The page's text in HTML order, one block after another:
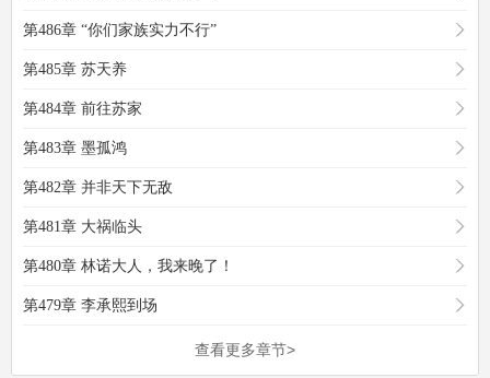
第486章 “你们家族实力不行”
第485章 苏天养
第484章 前往苏家
第483章 墨孤鸿
第482章 并非天下无敌
第481章 大祸临头
第480章 林诺大人，我来晚了！
第479章 李承熙到场
查看更多章节>